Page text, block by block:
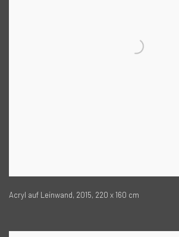
Acryl auf Leinwand, 2015, 220 x 160 cm